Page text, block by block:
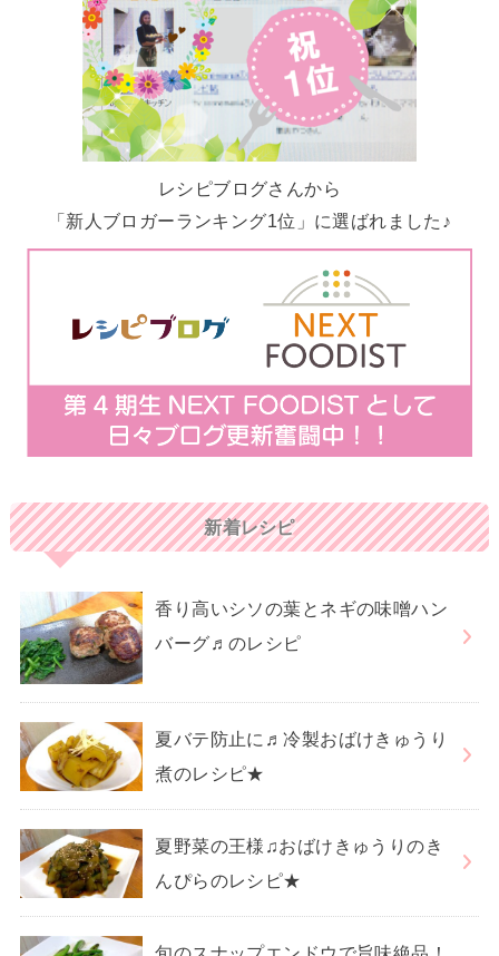
レシピブログさんから
「新人ブロガーランキング1位」に選ばれました♪
新着レシピ
香り高いシソの葉とネギの味噌ハン
バーグ♬のレシピ
夏バテ防止に♬冷製おばけきゅうり
煮のレシピ★
夏野菜の王様♫おばけきゅうりのき
んぴらのレシピ★